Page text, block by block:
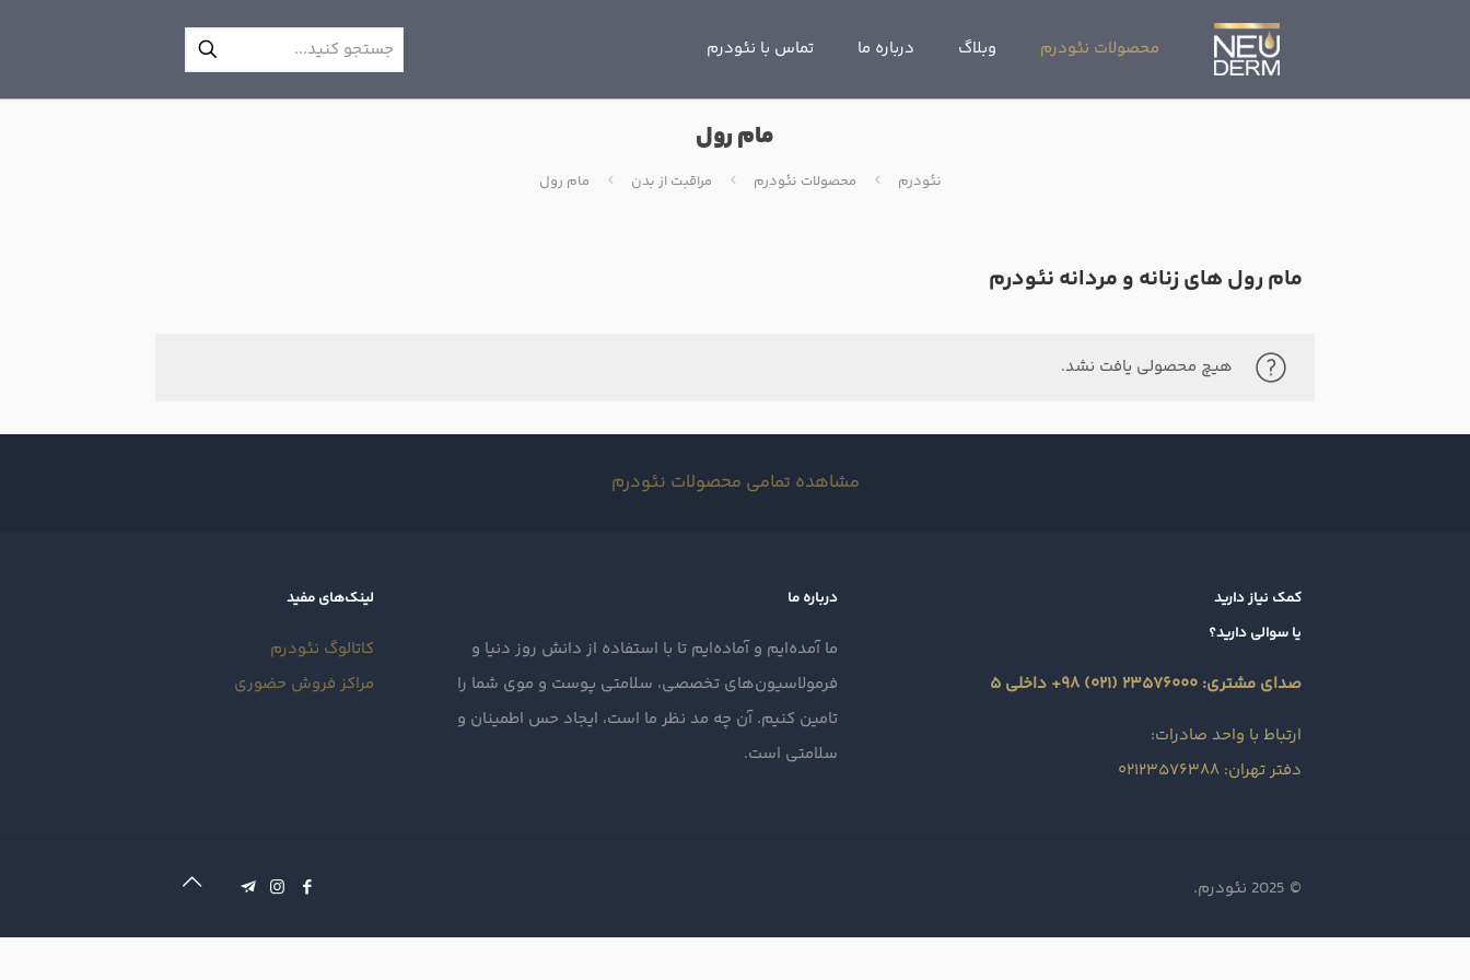
محصولات نئودرم وبلاگ درباره ما تماس با نئودرم
مام رول
نئودرم محصولات نئودرم مراقبت از بدن مام رول
مام رول های زنانه و مردانه نئودرم
هیچ محصولی یافت نشد.
مشاهده تمامی محصولات نئودرم
کمک نیاز دارید
یا سوالی دارید؟
صدای مشتری: ۲۳۵۷۶۰۰۰ (۰۲۱) ۹۸+ داخلی ۵
ارتباط با واحد صادرات:
دفتر تهران: ۰۲۱۲۳۵۷۶۳۸۸
درباره ما
ما آمده‌ایم و آماده‌ایم تا با استفاده از دانش روز دنیا و
فرمولاسیون‌های تخصصی، سلامتی پوست و موی شما را
تامین کنیم. آن‌ چه مد نظر ما است، ایجاد حس اطمینان و
سلامتی است.
لینک‌های مفید
کاتالوگ نئودرم
مراکز فروش حضوری
© 2025 نئودرم.